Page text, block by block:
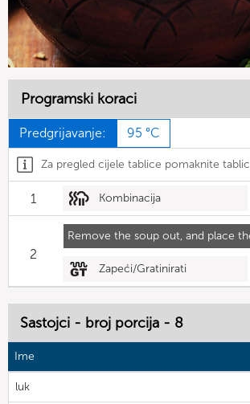
Programski koraci
Predgrijavanje: 95 °C
Za pregled cijele tablice pomaknite
1 Kombinacija
Remove the soup out, and place
2
Zapeći/Gratinirati
Sastojci - broj porcija - 8
Ime
luk